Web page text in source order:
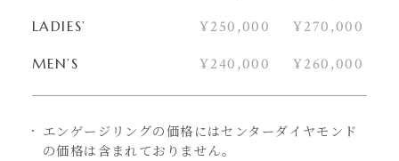
LADIES’ ¥250,000 ¥270,000
MEN’S ¥240,000 ¥260,000
エンゲージリングの価格にはセンターダイヤモンド
の価格は含まれておりません。